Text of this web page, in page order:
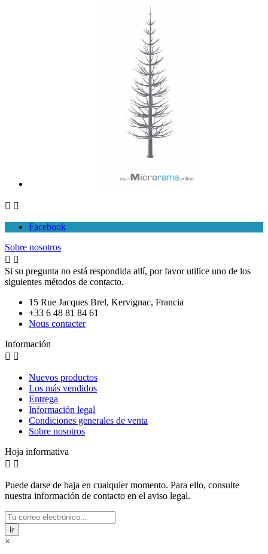
 
Facebook
Sobre nosotros
 
Si su pregunta no está respondida allí, por favor utilice uno de los
siguientes métodos de contacto.
15 Rue Jacques Brel, Kervignac, Francia
+33 6 48 81 84 61
Nous contacter
Información
 
Nuevos productos
Los más vendidos
Entrega
Información legal
Condiciones generales de venta
Sobre nosotros
Hoja informativa
 
Puede darse de baja en cualquier momento. Para ello, consulte
nuestra información de contacto en el aviso legal.
Ir
×